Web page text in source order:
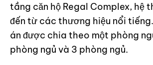
tầng căn hộ Regal Complex, hệ
đến từ các thương hiệu nổi
án được chia theo một phòng
phòng ngủ và 3 phòng ngủ.